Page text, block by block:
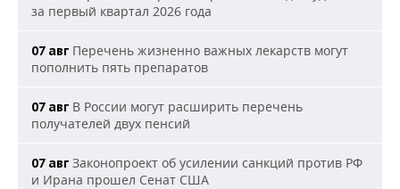
за первый квартал 2026 года
07 авг Перечень жизненно важных лекарств могут
пополнить пять препаратов
07 авг В России могут расширить перечень
получателей двух пенсий
07 авг Законопроект об усилении санкций против РФ
и Ирана прошел Сенат США